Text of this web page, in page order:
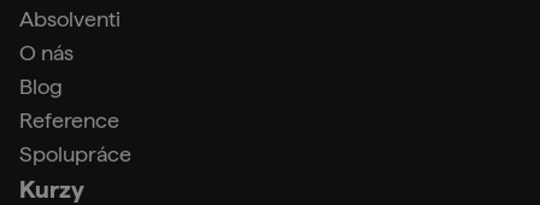
Absolventi
O nás
Blog
Reference
Spolupráce
Kurzy